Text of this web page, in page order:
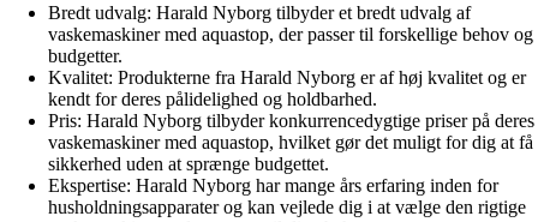
Bredt udvalg: Harald Nyborg tilbyder et bredt udvalg af
vaskemaskiner med aquastop, der passer til forskellige behov og
budgetter.
Kvalitet: Produkterne fra Harald Nyborg er af høj kvalitet og er
kendt for deres pålidelighed og holdbarhed.
Pris: Harald Nyborg tilbyder konkurrencedygtige priser på deres
vaskemaskiner med aquastop, hvilket gør det muligt for dig at få
sikkerhed uden at sprænge budgettet.
Ekspertise: Harald Nyborg har mange års erfaring inden for
husholdningsapparater og kan vejlede dig i at vælge den rigtige